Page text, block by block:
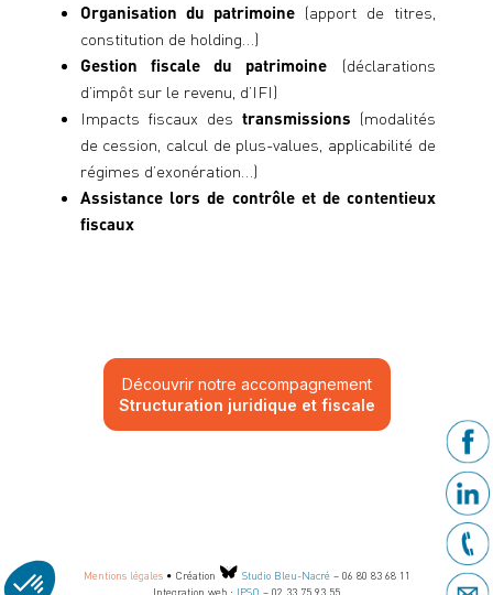
Organisation du patrimoine(apport de titres,
constitution de holding…)
Gestion fiscale du patrimoine (déclarations
d’impôt sur le revenu, d’IFI)
Impacts fiscaux des transmissions (modalités
de cession, calcul de plus-values, applicabilité de
régimes d’exonération…)
Assistance lors de contrôle et de contentieux
fiscaux
Découvrir notre accompagnement
Structuration juridique et fiscale
Mentions légales• Création Studio Bleu-Nacré– 06 80 83 68 11
Integration web : IPSO – 02 33 75 93 55